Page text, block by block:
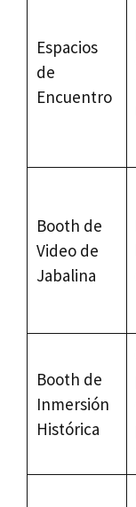
Espacios
de
Encuentro
Booth de
Video de
Jabalina
Booth de
Inmersión
Histórica